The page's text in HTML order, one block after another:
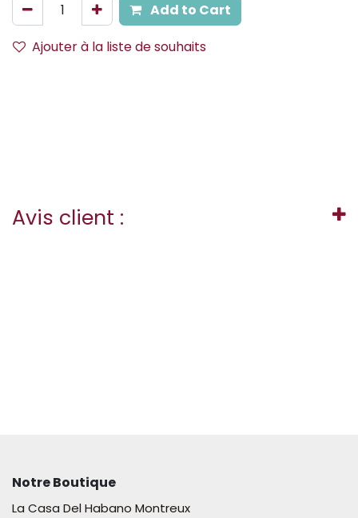
Add to Cart
Ajouter à la liste de souhaits
Avis client :
Notre Boutique
La Casa Del Habano Montreux